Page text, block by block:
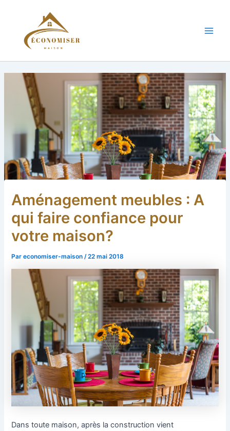
Aménagement meubles : A
qui faire confiance pour
votre maison?
Pareconomiser-maison/22 mai 2018
Dans toute maison, après la construction vient